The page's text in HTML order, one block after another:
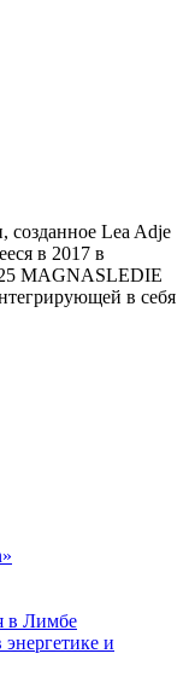
созданное Lea Adje
в 2017 в
MAGNASLEDIE
в себя
в Лимбе
и